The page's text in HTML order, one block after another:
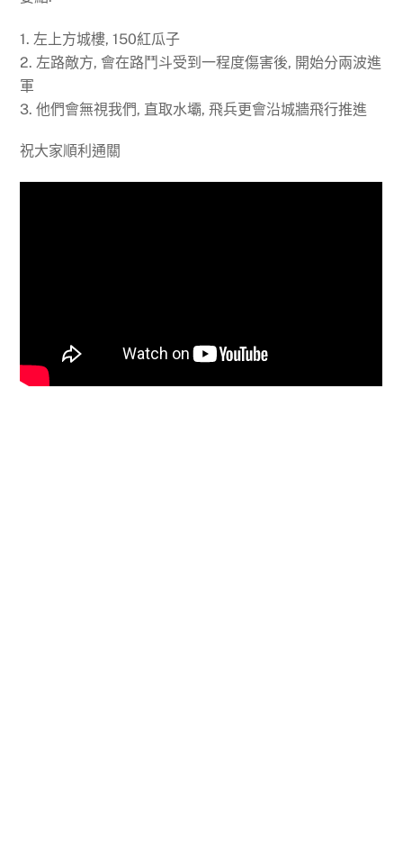
1. 左上方城樓, 150紅瓜子
2. 左路敵方, 會在路鬥斗受到一程度傷害後, 開始分兩波進
軍
3. 他們會無視我們, 直取水壩, 飛兵更會沿城牆飛行推進
祝大家順利通關